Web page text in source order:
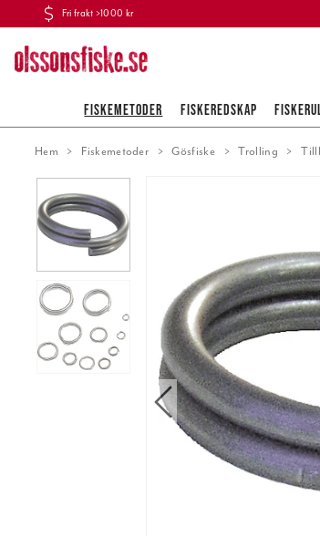
Fri frakt >1000 kr
FISKEMETODER FISKEREDSKAP
Hem Fiskemetoder Gösfiske Trolling